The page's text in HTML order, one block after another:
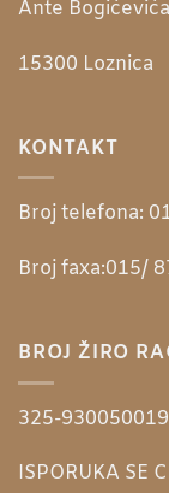
Ante
15300 Loznica
KONTAKT
Broj telefona:
Broj faxa:015/
BROJ ŽIRO
325-
ISPORUKA SE